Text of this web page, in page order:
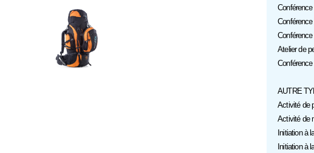
Atelier de
AUTRE
Activité de
Activité de
Initiation à
Initiation à